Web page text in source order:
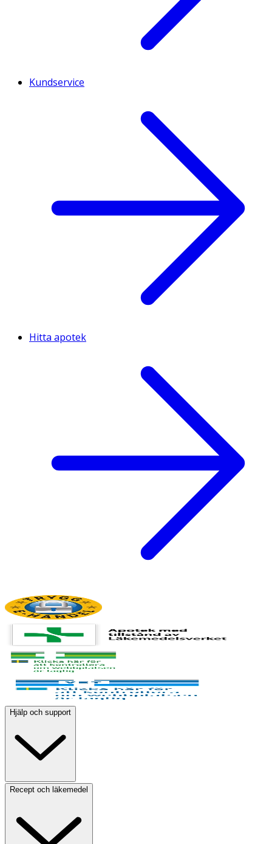
Kundservice
Hitta apotek
Hjälp och support
Recept och läkemedel